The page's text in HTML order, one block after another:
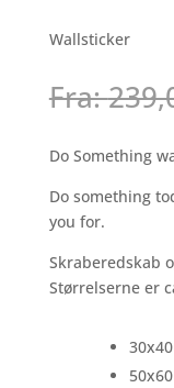
Wallsticker
Fra:
Do Something
Do something
you for.
Skraberedskab
Størrelserne er
30x40
50x60